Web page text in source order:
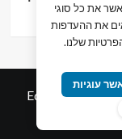
|
Edigital.co.ilby
את כל סוגי
את ההעדפות
שלנו.
עוגיות